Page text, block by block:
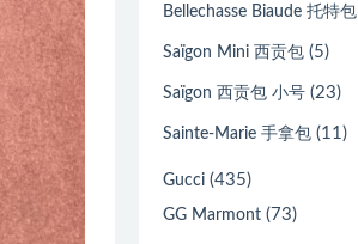
Bellechasse Biaude 托特包
Saïgon Mini 西贡包 (5)
Saïgon 西贡包 小号 (23)
Sainte-Marie 手拿包 (11)
Gucci (435)
GG Marmont (73)